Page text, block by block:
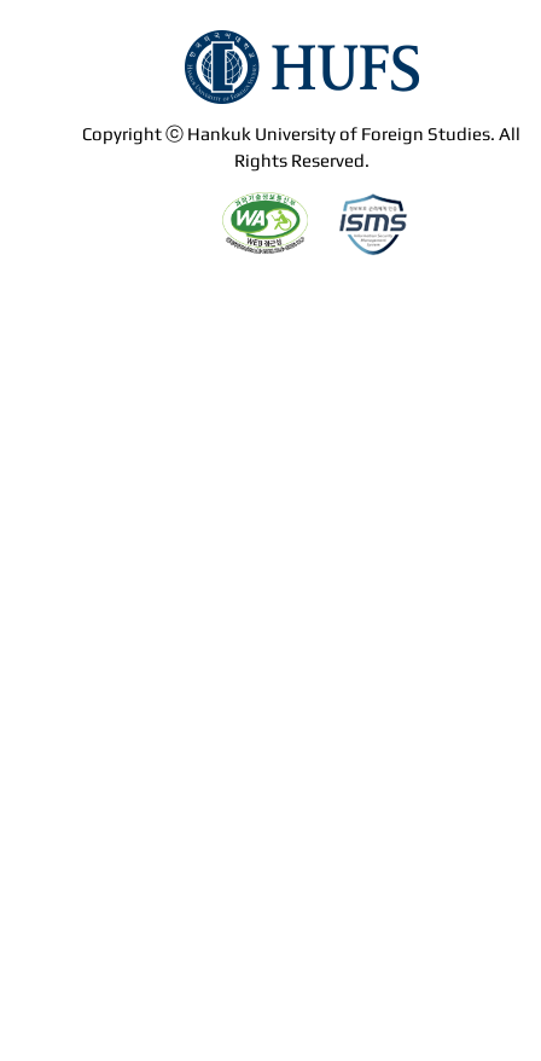
Copyright ⓒ Hankuk University of Foreign Studies. All
Rights Reserved.